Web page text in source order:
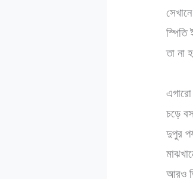
তা না
এগারো
চড়ে
দুপুর
আরও